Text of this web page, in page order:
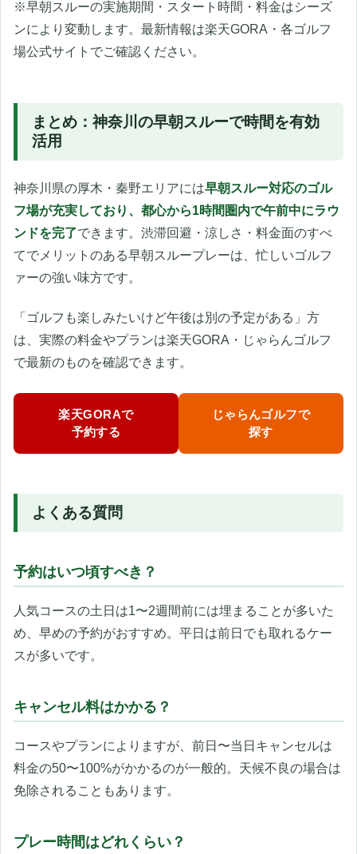
※早朝スルーの実施期間・スタート時間・料金はシーズ
ンにより変動します。最新情報は楽天GORA・各ゴルフ
場公式サイトでご確認ください。
まとめ：神奈川の早朝スルーで時間を有効
活用
神奈川県の厚木・秦野エリアには早朝スルー対応のゴル
フ場が充実しており、都心から1時間圏内で午前中にラウ
ンドを完了できます。渋滞回避・涼しさ・料金面のすべ
てでメリットのある早朝スループレーは、忙しいゴルフ
ァーの強い味方です。
「ゴルフも楽しみたいけど午後は別の予定がある」方
は、実際の料金やプランは楽天GORA・じゃらんゴルフ
で最新のものを確認できます。
楽天GORAで
予約する
じゃらんゴルフで
探す
よくある質問
予約はいつ頃すべき？
人気コースの土日は1〜2週間前には埋まることが多いた
め、早めの予約がおすすめ。平日は前日でも取れるケー
スが多いです。
キャンセル料はかかる？
コースやプランによりますが、前日〜当日キャンセルは
料金の50〜100%がかかるのが一般的。天候不良の場合は
免除されることもあります。
プレー時間はどれくらい？